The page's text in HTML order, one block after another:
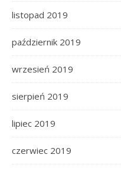
listopad 2019
październik 2019
wrzesień 2019
sierpień 2019
lipiec 2019
czerwiec 2019